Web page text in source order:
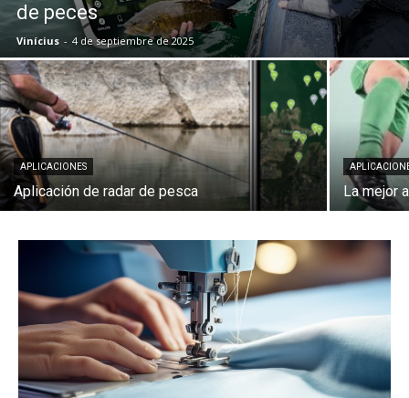
de peces
Vinícius - 4 de septiembre de 2025
APLICACIONES
Aplicación de radar de pesca La mejor